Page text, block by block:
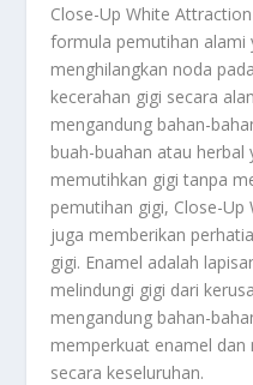
Close-Up White
formula pemutihan alami
menghilangkan noda
kecerahan gigi secara
mengandung bahan-
buah-buahan atau
memutihkan gigi tanpa
pemutihan gigi, Close-
juga memberikan
gigi. Enamel adalah
melindungi gigi dari
mengandung bahan-
memperkuat enamel dan
secara keseluruhan.